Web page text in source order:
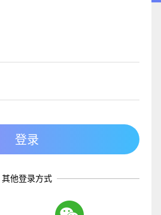
其他登录方式